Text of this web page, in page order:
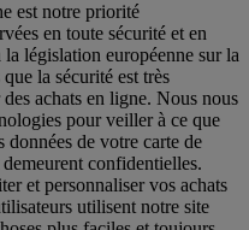
est notre priorité
en toute sécurité et en
législation européenne sur la
la sécurité est très
achats en ligne. Nous nous
pour veiller à ce que
données de votre carte de
confidentielles.
et personnaliser vos achats
utilisent notre site